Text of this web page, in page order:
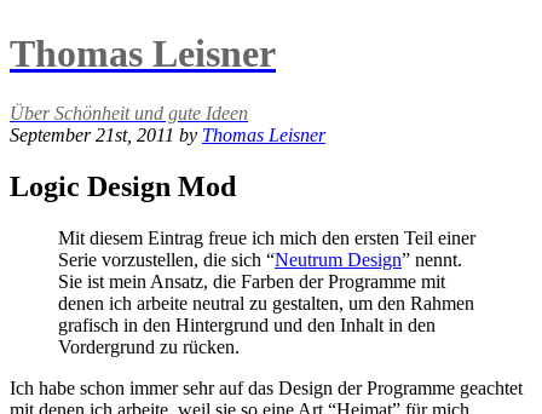
Thomas Leisner
Über Schönheit und gute Ideen
September 21st, 2011 by Thomas Leisner
Logic Design Mod
Mit diesem Eintrag freue ich mich den ersten Teil einer
Serie vorzustellen, die sich “Neutrum Design” nennt.
Sie ist mein Ansatz, die Farben der Programme mit
denen ich arbeite neutral zu gestalten, um den Rahmen
grafisch in den Hintergrund und den Inhalt in den
Vordergrund zu rücken.
Ich habe schon immer sehr auf das Design der Programme geachtet
mit denen ich arbeite, weil sie so eine Art “Heimat” für mich